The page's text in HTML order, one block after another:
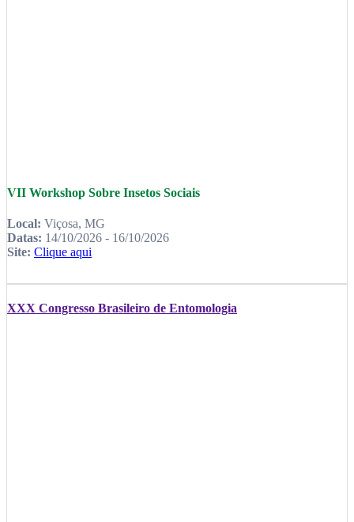
VII Workshop Sobre Insetos Sociais
Local: Viçosa, MG
Datas: 14/10/2026 - 16/10/2026
Site: Clique aqui
XXX Congresso Brasileiro de Entomologia